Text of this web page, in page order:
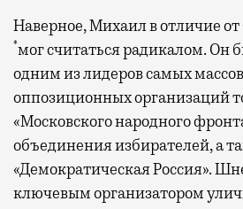
Наверное, Михаил в отличие
*мог считаться радикалом. Он
одним из лидеров самых
оппозиционных организаций
«Московского народного
объединения избирателей, а
«Демократическая Россия».
ключевым организатором